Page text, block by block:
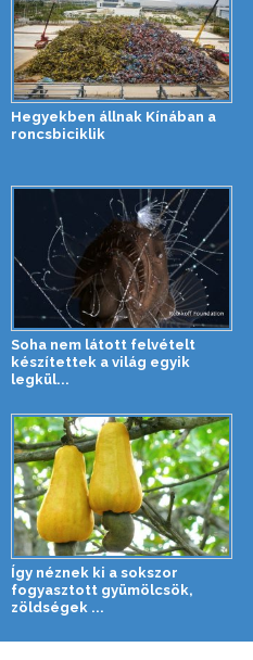
Hegyekben állnak Kínában a
roncsbiciklik
Soha nem látott felvételt
készítettek a világ egyik
legkül...
Így néznek ki a sokszor
fogyasztott gyümölcsök,
zöldségek ...